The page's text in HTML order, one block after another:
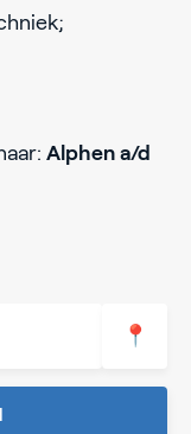
Alphen a/d
📍